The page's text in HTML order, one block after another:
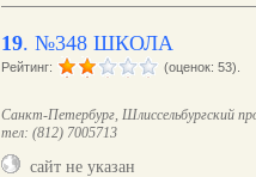
19. №348 ШКОЛА
Рейтинг: (оценок: 53).
Санкт-Петербург, Шлиссельбургский
тел: (812) 7005713
сайт не указан